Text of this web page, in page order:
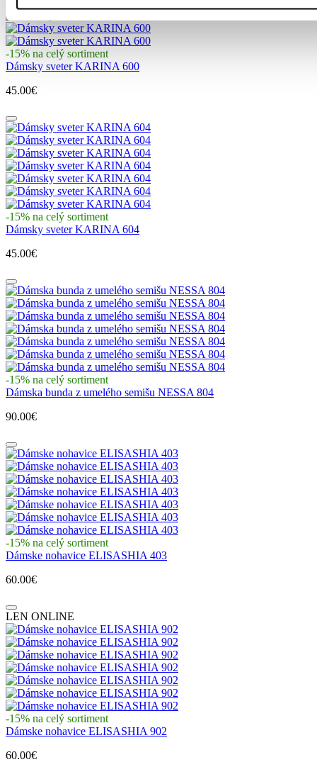
-15% na celý sortiment
Dámsky sveter KARINA 600
45.00€
-15% na celý sortiment
Dámsky sveter KARINA 604
45.00€
-15% na celý sortiment
Dámska bunda z umelého semišu NESSA 804
90.00€
-15% na celý sortiment
Dámske nohavice ELISASHIA 403
60.00€
LEN ONLINE
-15% na celý sortiment
Dámske nohavice ELISASHIA 902
60.00€